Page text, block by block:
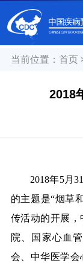
当前位置： 首页
2018
2018年5月 31
的主题是“烟草
传活动的开展
院、国家心血
会、中华医学